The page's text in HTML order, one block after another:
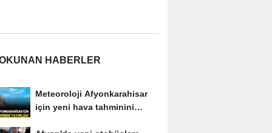
HABERLER
Meteoroloji Afyonkarahisar
için yeni hava tahminini